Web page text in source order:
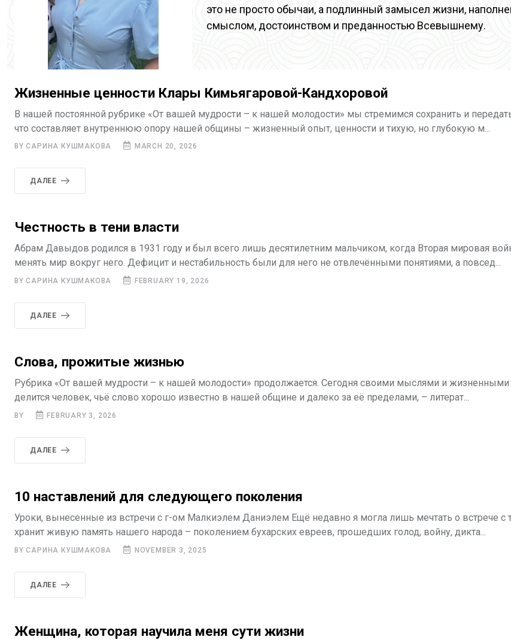
это не просто обычаи, а подлинный замысел жизни,
смыслом, достоинством и преданностью Всевышнему.
Жизненные ценности Клары Кимьягаровой-Кандхоровой
В нашей постоянной рубрике «От вашей мудрости – к нашей молодости» мы стремимся сохранить и
что составляет внутреннюю опору нашей общины – жизненный опыт, ценности и тихую, но глубокую м...
BY САРИНА КУШМАКОВА MARCH 20, 2026
ДАЛЕЕ
Честность в тени власти
Абрам Давыдов родился в 1931 году и был всего лишь десятилетним мальчиком, когда Вторая мировая
менять мир вокруг него. Дефицит и нестабильность были для него не отвлечёнными понятиями, а повсед...
BY САРИНА КУШМАКОВА FEBRUARY 19, 2026
ДАЛЕЕ
Слова, прожитые жизнью
Рубрика «От вашей мудрости – к нашей молодости» продолжается. Сегодня своими мыслями и жизненными
делится человек, чьё слово хорошо известно в нашей общине и далеко за её пределами, – литерат...
BY FEBRUARY 3, 2026
ДАЛЕЕ
10 наставлений для следующего поколения
Уроки, вынесенные из встречи с г-ом Малкиэлем Даниэлем Ещё недавно я могла лишь мечтать о встрече с
хранит живую память нашего народа – поколением бухарских евреев, прошедших голод, войну, дикта...
BY САРИНА КУШМАКОВА NOVEMBER 3, 2025
ДАЛЕЕ
Женщина, которая научила меня сути жизни